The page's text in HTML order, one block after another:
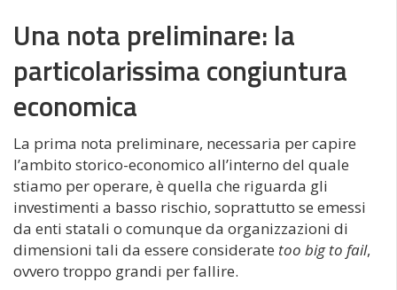
Una nota preliminare: la
particolarissima congiuntura
economica
La prima nota preliminare, necessaria per capire
l’ambito storico-economico all’interno del quale
stiamo per operare, è quella che riguarda gli
investimenti a basso rischio, soprattutto se emessi
da enti statali o comunque da organizzazioni di
dimensioni tali da essere considerate too big to fail,
ovvero troppo grandi per fallire.